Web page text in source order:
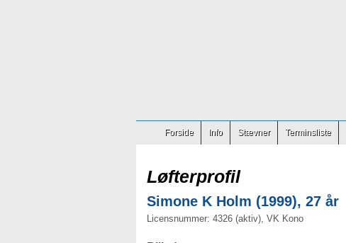
Forside Info Stævner Terminsliste
Løfterprofil
Simone K Holm (1999), 27 år
Licensnummer: 4326 (aktiv), VK Kono